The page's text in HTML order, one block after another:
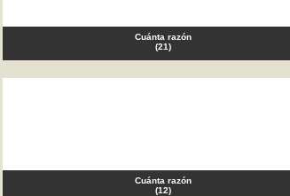
Cuánta razón
(21)
Cuánta razón
(12)